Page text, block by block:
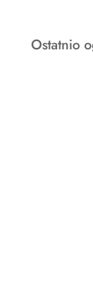
Pomiń
Produkty
Ostatnio